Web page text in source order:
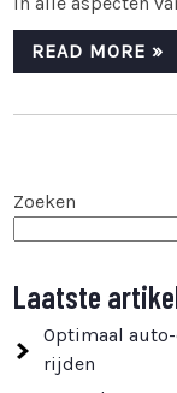
READ MORE »
Zoeken
Laatste
Optimaal
rijden